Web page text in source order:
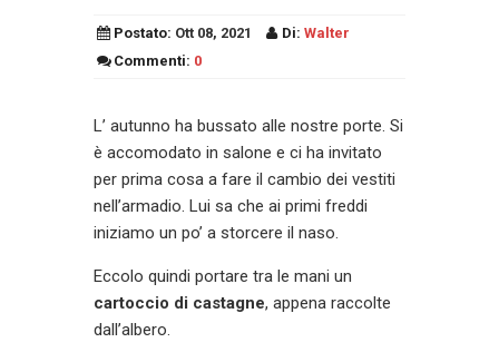
Postato: Ott 08, 2021 Di: Walter
Commenti: 0
L’ autunno ha bussato alle nostre porte. Si
è accomodato in salone e ci ha invitato
per prima cosa a fare il cambio dei vestiti
nell’armadio. Lui sa che ai primi freddi
iniziamo un po’ a storcere il naso.
Eccolo quindi portare tra le mani un
cartoccio di castagne, appena raccolte
dall’albero.